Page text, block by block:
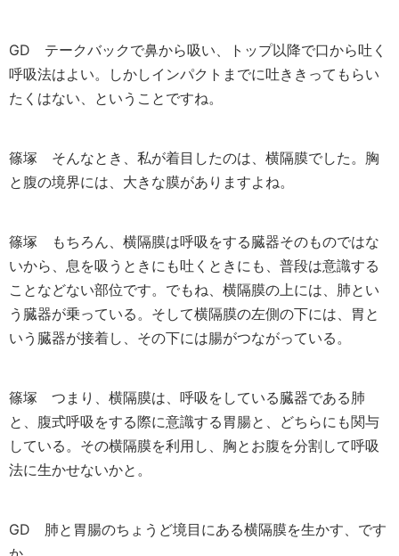
GD テークバックで鼻から吸い、トップ以降で口から吐く
呼吸法はよい。しかしインパクトまでに吐ききってもらい
たくはない、ということですね。
篠塚 そんなとき、私が着目したのは、横隔膜でした。胸
と腹の境界には、大きな膜がありますよね。
篠塚 もちろん、横隔膜は呼吸をする臓器そのものではな
いから、息を吸うときにも吐くときにも、普段は意識する
ことなどない部位です。でもね、横隔膜の上には、肺とい
う臓器が乗っている。そして横隔膜の左側の下には、胃と
いう臓器が接着し、その下には腸がつながっている。
篠塚 つまり、横隔膜は、呼吸をしている臓器である肺
と、腹式呼吸をする際に意識する胃腸と、どちらにも関与
している。その横隔膜を利用し、胸とお腹を分割して呼吸
法に生かせないかと。
GD 肺と胃腸のちょうど境目にある横隔膜を生かす、です